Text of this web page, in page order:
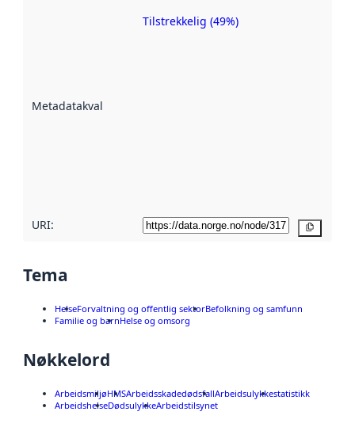
Metadatakvalitet
Metadatakvalitet
Tilstrekkelig (49%)
URI:
Tema
HelseForvaltning og offentlig sektorBefolkning og samfunn
Familie og barnHelse og omsorg
Nøkkelord
ArbeidsmiljøHMSArbeidsskadedødsfallArbeidsulykkestatistikk
ArbeidshelseDødsulykkeArbeidstilsynet